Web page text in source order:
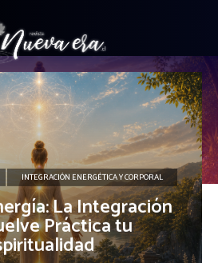
INTEGRACIÓN ENERGÉTICA Y CORPORAL
La Integración
Práctica tu